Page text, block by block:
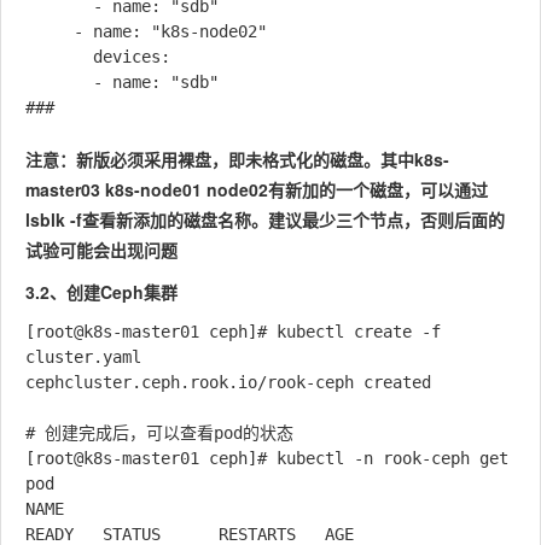
注意：新版必须采用裸盘，即未格式化的磁盘。其中k8s-
master03 k8s-node01 node02有新加的一个磁盘，可以通过
lsblk -f查看新添加的磁盘名称。建议最少三个节点，否则后面的
试验可能会出现问题
3.2、创建Ceph集群
[root@k8s-master01 ceph]# kubectl create -f
cluster.yaml
cephcluster.ceph.rook.io/rook-ceph created
# 创建完成后，可以查看pod的状态
[root@k8s-master01 ceph]# kubectl -n rook-ceph get
pod
NAME
READY   STATUS      RESTARTS   AGE